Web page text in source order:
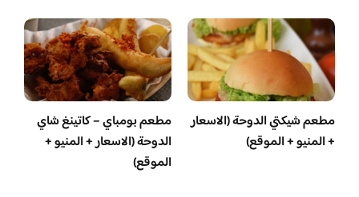
مطعم شيكتي الدوحة (الاسعار
+ المنيو + الموقع)
مطعم بومباي – كاتينغ شاي
الدوحة (الاسعار + المنيو +
الموقع)